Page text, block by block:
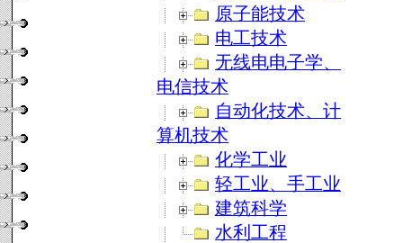
原子能技术
电工技术
无线电电子学、
电信技术
自动化技术、计
算机技术
化学工业
轻工业、手工业
建筑科学
水利工程